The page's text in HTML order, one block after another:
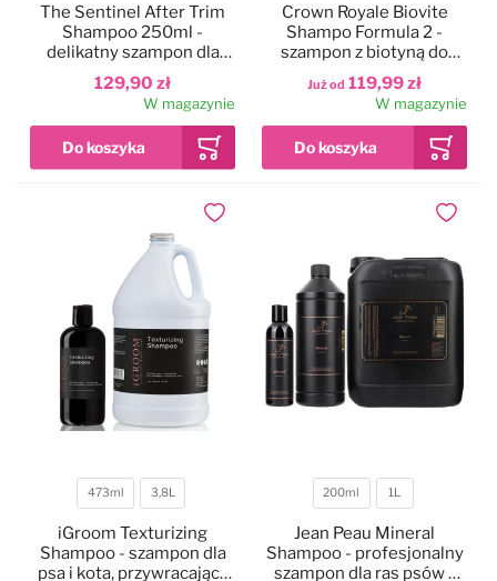
129,90 zł
The Sentinel After Trim
Shampoo 250ml -
delikatny szampon dla
psów szorstkowłosych,
ochrona i nawilżenie po
trymowaniu, koncentrat
1:20
W magazynie
Już od 119,99 zł
Crown Royale Biovite
Shampo Formula 2 -
szampon z biotyną do
krótkiej i średniej sierści
psa i kota, koncentrat 1:4
W magazynie
Pojemność
473ml 3,8L
iGroom Texturizing
Shampoo - szampon dla
psa i kota, przywracający
Dodaj do ulubionych
Pojemność
200ml 1L
Jean Peau Mineral
Shampoo - profesjonalny
szampon dla ras psów z
Dodaj